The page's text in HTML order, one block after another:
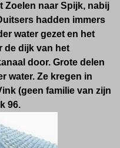
Zoelen naar Spijk, nabij
hadden immers
water gezet en het
de dijk van het
door. Grote delen
water. Ze kregen in
(geen familie van zijn
96.